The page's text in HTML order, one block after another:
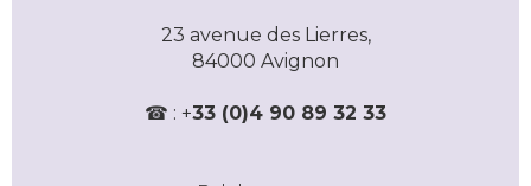
23 avenue des Lierres,
84000 Avignon
☎ : +33 (0)4 90 89 32 33